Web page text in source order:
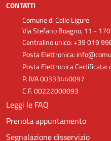
CONTATTI
Comune di Celle Ligure
Via Stefano Boagno, 11 -
Centralino unico: +39 019
Posta Elettronica:
Posta Elettronica
P. IVA 00333440097
C.F. 00222000093
Leggi le FAQ
Prenota appuntamento
Segnalazione disservizio